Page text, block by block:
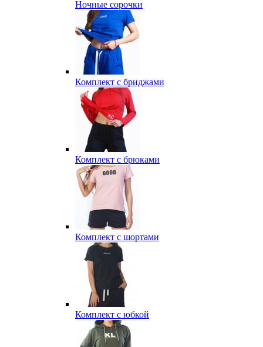
Ночные сорочки
Комплект с бриджами
Комплект с брюками
Комплект с шортами
Комплект с юбкой